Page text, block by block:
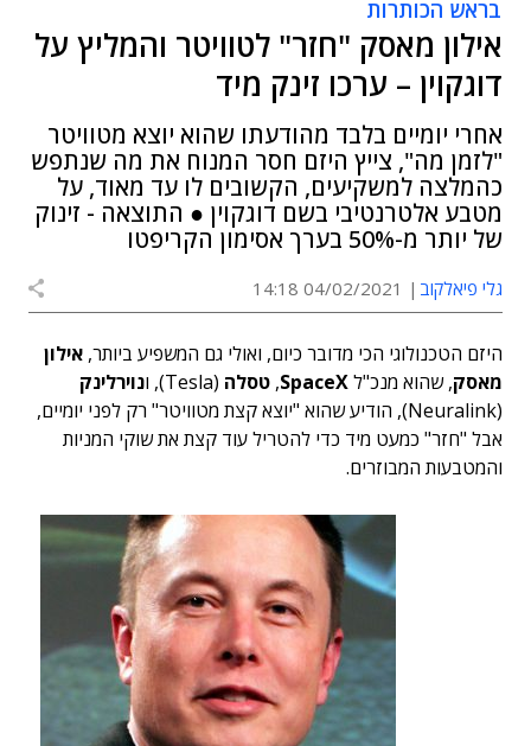
בראש הכותרות
אילון מאסק "חזר" לטוויטר והמליץ על
דוגקוין – ערכו זינק מיד
אחרי יומיים בלבד מהודעתו שהוא יוצא מטוויטר
"לזמן מה", צייץ היזם חסר המנוח את מה שנתפש
כהמלצה למשקיעים, הקשובים לו עד מאוד, על
מטבע אלטרנטיבי בשם דוגקוין ● התוצאה - זינוק
של יותר מ-50% בערך אסימון הקריפטו
גלי פיאלקוב 04/02/2021 14:18
היזם הטכנולוגי הכי מדובר כיום, ואולי גם המשפיע ביותר, אילון
מאסק, שהוא מנכ"לSpaceX
, טסלה (Tesla), ו
נוירלינק
(Neuralink), הודיע שהוא "יוצא קצת מטוויטר" רק לפני יומיים,
אבל "חזר" כמעט מיד כדי להטריל עוד קצת את שוקי המניות
והמטבעות המבוזרים.